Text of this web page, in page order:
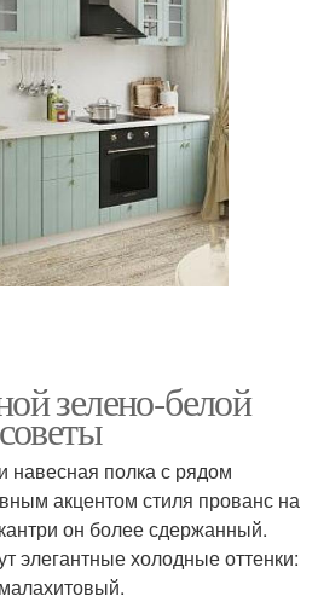
зелено-белой
полка с рядом
акцентом стиля прованс на
он более сдержанный.
элегантные холодные оттенки: